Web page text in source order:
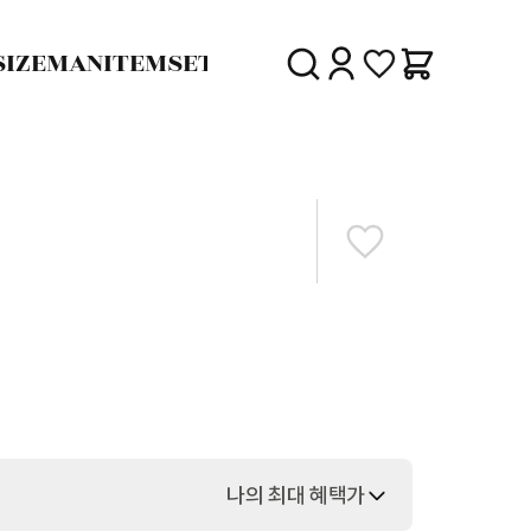
MANITEMSET SALEDELIVERY
나의 최대 혜택가